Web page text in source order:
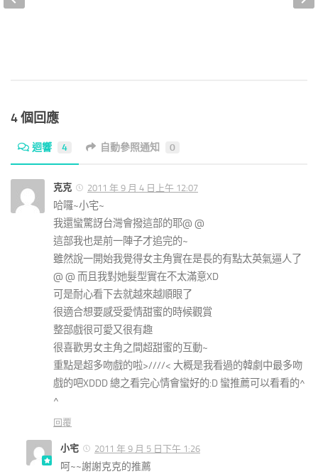
4 個回應
迴響 4 自動參照通知 0
克克 2011 年 9 月 4 日上午 12:07
哈囉~小宅~
我還蠻驚訝台灣會撥這部的耶@ @
這部我也是前一陣子才追完的~
雖然說一開始我覺得女主角實在是長的有點太英氣逼人了
@ @ 而且我對她髮型實在不太滿意XD
可是耐心看下去就越來越順眼了
很適合想要感受愛情甜蜜的時候觀賞
整部戲很可愛又很有趣
很喜歡男女主角之間超甜蜜的互動~
重點是超多吻戲的啦>////< 大概是我看過的韓劇中最多吻
戲的吧XDDD 總之看完心情會蠻好的:D 蠻推薦可以看看的^
^
回覆
小宅 2011 年 9 月 5 日下午 1:26
呵~~謝謝克克的推薦